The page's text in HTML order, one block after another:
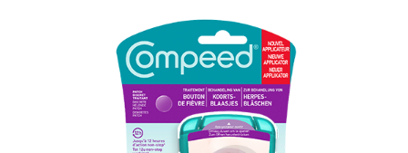
médicaux
Corps
Homme
Solaire
Visage
DE GARDE
APPLICATION
DE SANTÉ